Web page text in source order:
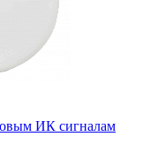
ИК сигналам